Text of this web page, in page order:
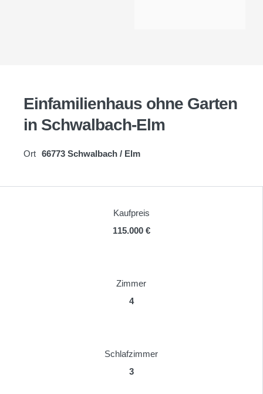
Einfamilienhaus ohne Garten
in Schwalbach-Elm
Ort 66773 Schwalbach / Elm
Kaufpreis
115.000 €
Zimmer
4
Schlafzimmer
3